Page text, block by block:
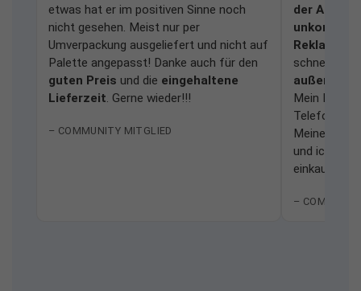
etwas hat er im positiven Sinne noch
nicht gesehen. Meist nur per
Umverpackung ausgeliefert und nicht auf
Palette angepasst! Danke auch für den
guten Preis und die eingehaltene
Lieferzeit. Gerne wieder!!!
– COMMUNITY MITGLIED
der Anlage
schnell
Mein Dank
Meine
und ich
einkaufen.
–